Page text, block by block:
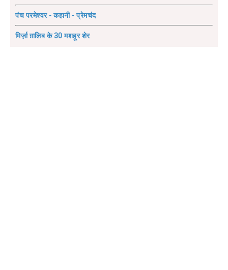
पंच परमेश्वर - कहानी - प्रेमचंद
मिर्ज़ा ग़ालिब के 30 मशहूर शेर